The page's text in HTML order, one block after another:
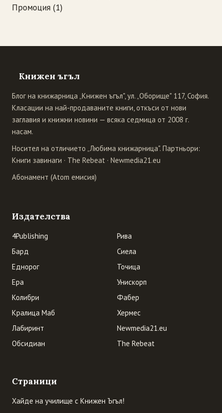
Промоция (1)
Книжен ъгъл
Блог на книжарница „Книжен ъгъл", ул. „Оборище" 117, София.
Класации на най-продаваните книги, откъси от нови
заглавия и книжни новини — всяка седмица от 2008 г.
насам.
Носител на отличието „Любима книжарница". Партньори:
Книги завинаги · The Rebeat · Newmedia21.eu
Абонамент (Atom емисия)
Издателства
4Publishing
Бард
Еднорог
Ера
Колибри
Кралица Маб
Лабиринт
Обсидиан
Рива
Сиела
Точица
Унискорп
Фабер
Хермес
Newmedia21.eu
The Rebeat
Страници
Хайде на училище с Книжен Ъгъл!